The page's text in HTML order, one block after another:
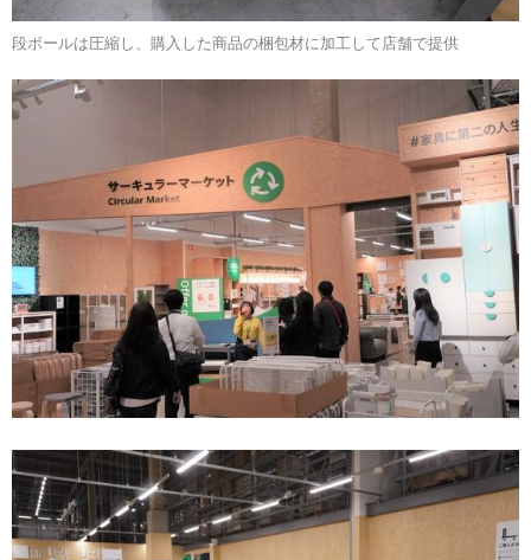
段ボールは圧縮し、購入した商品の梱包材に加工して店舗で提供